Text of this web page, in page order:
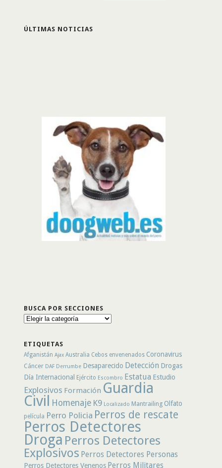
ÚLTIMAS NOTICIAS
BUSCA POR SECCIONES
Busca
ETIQUETAS
Afganistán Ajax Australia Cebos envenenados Coronavirus
Cáncer DAF Derrumbe Desaparecido Detección Drogas
Día Internacional
Ejército Escombro Estatua Estudio
Explosivos Formación Guardia
Civil Homenaje K9 Localizado Mantrailing Olfato
película Perro Policia Perros de rescate
Perros Detectores
Droga Perros Detectores
Explosivos Perros Detectores Personas
Perros Detectores Venenos Perros Militares